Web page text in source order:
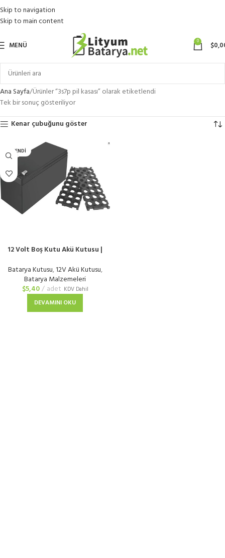
Skip to navigation
Skip to main content
MENÜ 0 $
Ana Sayfa Ürünler “3s7p pil kasası” olarak etiketlendi
Tek bir sonuç gösteriliyor
Kenar çubuğunu göster
TÜKENDI
12 Volt Boş Kutu Akü Kutusu |
Batarya Kutusu,12V Akü Kutusu,
Batarya Malzemeleri
$5,40 adet KDV Dahil
DEVAMINI OKU